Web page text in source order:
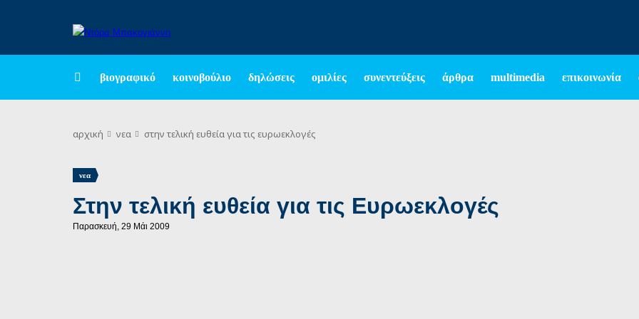
βιογραφικό κοινοβούλιο δηλώσεις ομιλίες συνεντεύξεις άρθρα multimedia επικοινωνία
αρχική νεα στην τελική ευθεία για τις ευρωεκλογές
νεα
Στην τελική ευθεία για τις Ευρωεκλογές
Παρασκευή, 29 Μάι 2009